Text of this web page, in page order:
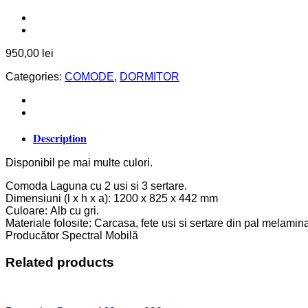
950,00 lei
Categories: COMODE, DORMITOR
Description
Disponibil pe mai multe culori.
Comoda Laguna cu 2 usi si 3 sertare.
Dimensiuni (l x h x a): 1200 x 825 x 442 mm
Culoare: Alb cu gri.
Materiale folosite: Carcasa, fete usi si sertare din pal
Producător Spectral Mobilă
Related products